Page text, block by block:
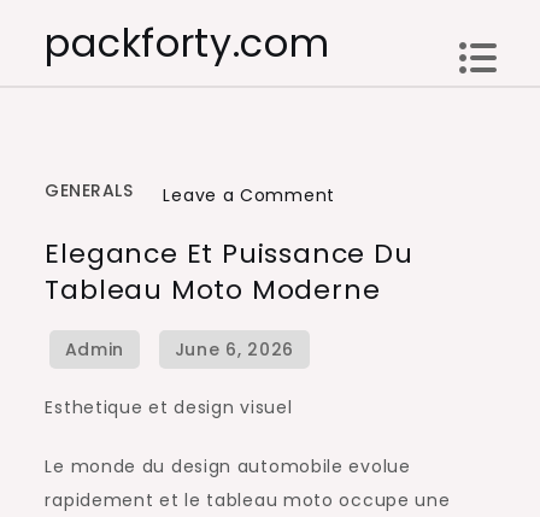
packforty.com
GENERALS Leave a Comment
et
puissance
Elegance Et Puissance Du
Tableau Moto Moderne
Esthetique et design visuel
Le monde du design automobile evolue
rapidement et le tableau moto occupe une